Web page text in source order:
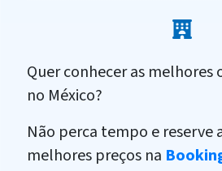
Quer conhecer as melhores
no México?
Não perca tempo e reserve
melhores preços na